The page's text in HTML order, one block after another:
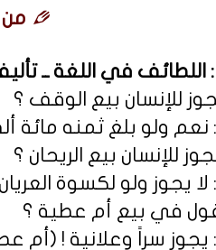
من
في اللغة ــ تأليف
: نعم ولو بلغ ثمنه
لا يجوز ولو لكسوة العريان
: يجوز سراً وعلانية ! (أم